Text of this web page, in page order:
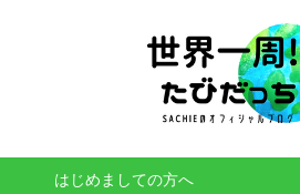
はじめましての方へ